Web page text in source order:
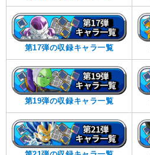
第17弾の収録キャラ一覧
第19弾の収録キャラ一覧